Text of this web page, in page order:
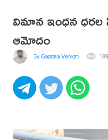
విమాన ఇంధన ధరల
ఆమోదం
By Gaddala VenkateswaraRao189